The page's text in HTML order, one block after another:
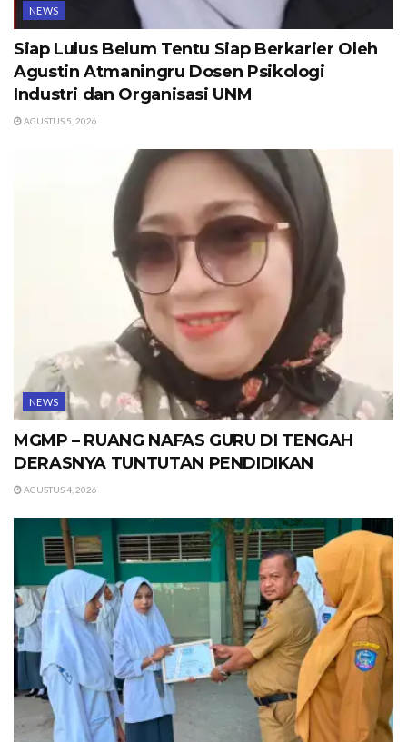
NEWS
Siap Lulus Belum Tentu Siap Berkarier Oleh
Agustin Atmaningru Dosen Psikologi
Industri dan Organisasi UNM
AGUSTUS 5, 2026
NEWS
MGMP – RUANG NAFAS GURU DI TENGAH
DERASNYA TUNTUTAN PENDIDIKAN
AGUSTUS 4, 2026